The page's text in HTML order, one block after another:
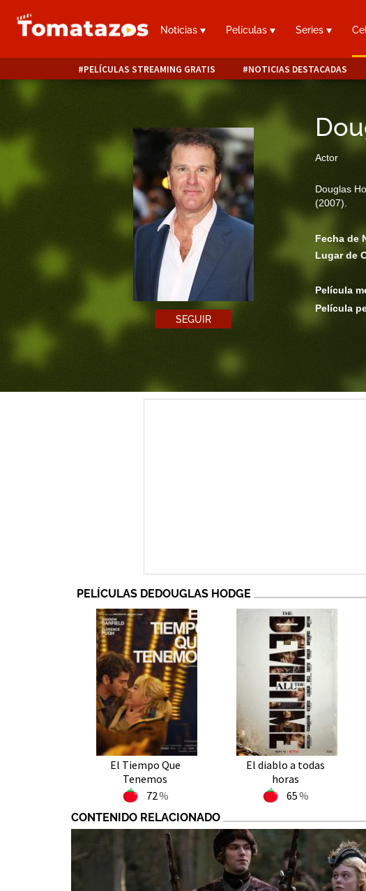
Noticias Películas Series
PELÍCULAS STREAMING GRATIS NOTICIAS DESTACADAS
SEGUIR
Actor
Douglas
(2007).
Fecha de
Lugar de
Película
Película
PELÍCULAS DEDOUGLAS HODGE
El Tiempo Que
Tenemos
72
El diablo a todas
horas
65
CONTENIDO RELACIONADO